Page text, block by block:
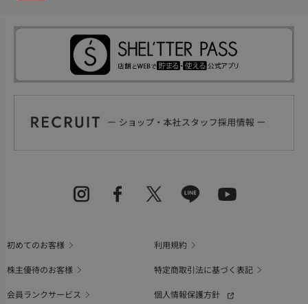
初めてのお客様
利用規約
株主優待のお客様
特定商取引法に基づく表記
会員ランクサービス
個人情報保護方針